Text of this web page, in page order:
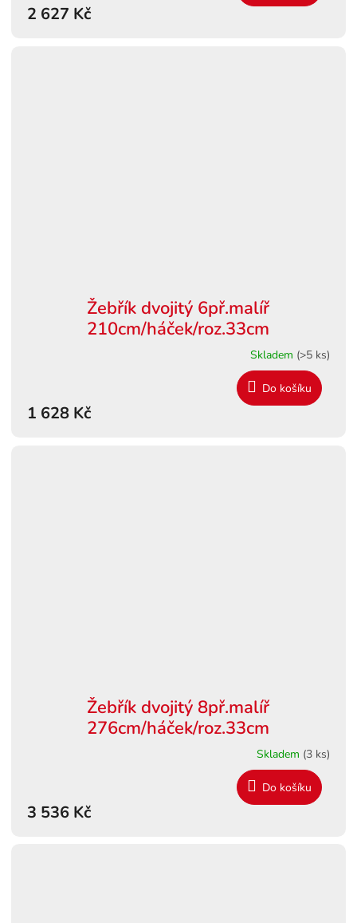
2 627 Kč
Žebřík dvojitý 6př.malíř
210cm/háček/roz.33cm
Skladem (>5 ks)
1 628 Kč
Do košíku
Žebřík dvojitý 8př.malíř
276cm/háček/roz.33cm
Skladem (3 ks)
3 536 Kč
Do košíku